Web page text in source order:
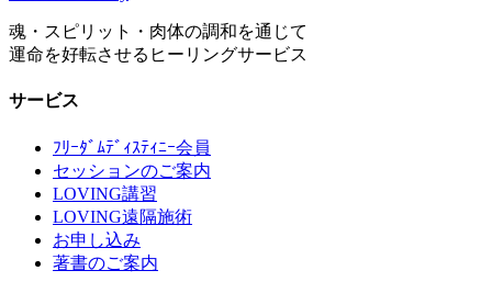
魂・スピリット・肉体の調和を通じて
運命を好転させるヒーリングサービス
サービス
ﾌﾘｰﾀﾞﾑﾃﾞｨｽﾃｨﾆｰ会員
セッションのご案内
LOVING講習
LOVING遠隔施術
お申し込み
著書のご案内